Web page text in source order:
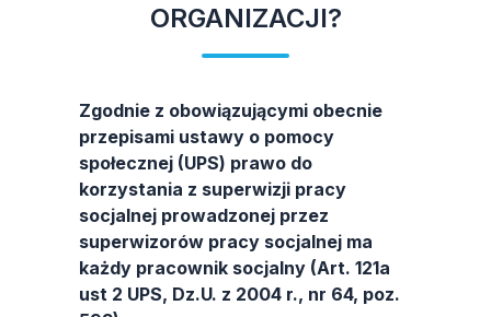
ORGANIZACJI?
Zgodnie z obowiązującymi obecnie
przepisami ustawy o pomocy
społecznej (UPS) prawo do
korzystania z superwizji pracy
socjalnej prowadzonej przez
superwizorów pracy socjalnej ma
każdy pracownik socjalny (Art. 121a
ust 2 UPS, Dz.U. z 2004 r., nr 64, poz.